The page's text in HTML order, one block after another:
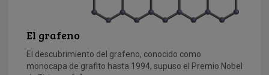
El grafeno
El descubrimiento del grafeno, conocido como
monocapa de grafito hasta 1994, supuso el Premio Nobel